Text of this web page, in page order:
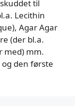
til
Lecithin
Agar Agar
(der bl.a.
med) mm.
den første